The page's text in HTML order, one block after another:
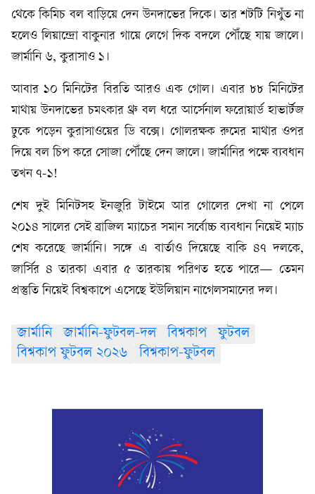
থেকে কিমিচ বল বাড়িয়ে দেন উনদাভের দিকে। তার শটটি নিখুঁত না
হলেও লিয়ান্দ্রো বাকুনার গায়ে লেগে দিক বদলে পৌঁছে যায় জালে।
জার্মানি ৬, কুরাসাও ১।
আবার ১০ মিনিটের বিরতি আরও এক গোল। এবার ৮৮ মিনিটের
মাথায় উনদাভের চমৎকার থ্রু বল ধরে আর্সেনাল ফরোয়ার্ড হাভার্টজ
ঢুকে পড়েন কুরাসাওয়ের ডি বক্সে। গোলরক্ষক রুমের মাথার ওপর
দিয়ে বল চিপ করে সোজা পৌঁছে দেন জালে। জার্মানির পক্ষে ব্যবধান
তখন ৭-১!
শেষ দুই মিনিটসহ ইনজুরি টাইমে আর গোলের দেখা না পেলে
২০১৪ সালের সেই ব্রাজিল ম্যাচের সমান সর্বোচ্চ ব্যবধান নিয়েই ম্যাচ
শেষ করেছে জার্মানি। সঙ্গে এ বার্তাও দিয়েছে বাকি ৪৭ দলকে,
জার্সির ৪ তারকা এবার ৫ তারকায় পরিণত হতে পারে— তেমন
প্রস্তুতি নিয়েই বিশ্বকাপে এসেছে ইউলিয়ান নাগেলসমানের দল।
জার্মানি জার্মানি-ফুটবল-দল বিশ্বকাপ
ফুটবল
বিশ্বকাপ ফুটবল ২০২৬
বিশ্বকাপ-ফুটবল